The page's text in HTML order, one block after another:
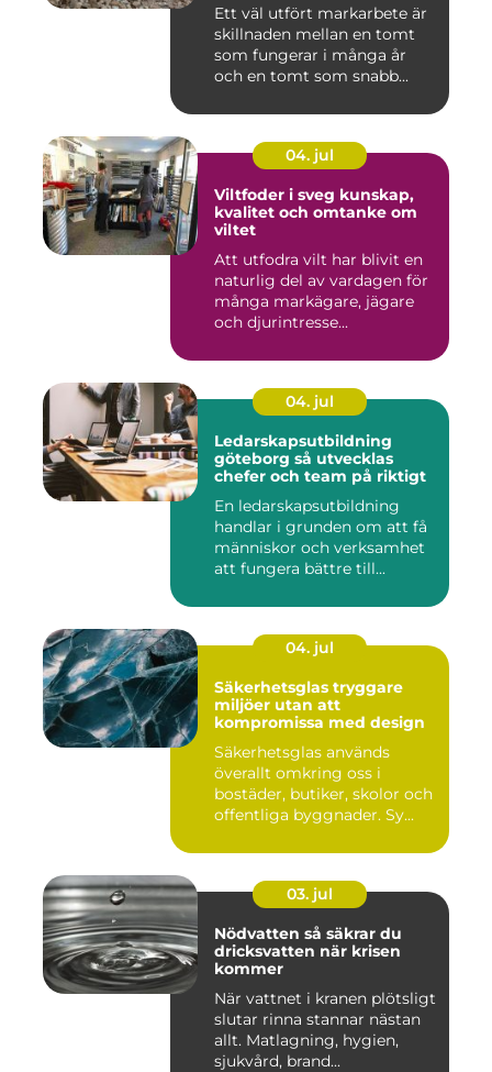
Ett väl utfört markarbete är
skillnaden mellan en tomt
som fungerar i många år
och en tomt som snabb...
04. jul
Viltfoder i sveg kunskap,
kvalitet och omtanke om
viltet
Att utfodra vilt har blivit en
naturlig del av vardagen för
många markägare, jägare
och djurintresse...
04. jul
Ledarskapsutbildning
göteborg så utvecklas
chefer och team på riktigt
En ledarskapsutbildning
handlar i grunden om att få
människor och verksamhet
att fungera bättre till...
04. jul
Säkerhetsglas tryggare
miljöer utan att
kompromissa med design
Säkerhetsglas används
överallt omkring oss i
bostäder, butiker, skolor och
offentliga byggnader. Sy...
03. jul
Nödvatten så säkrar du
dricksvatten när krisen
kommer
När vattnet i kranen plötsligt
slutar rinna stannar nästan
allt. Matlagning, hygien,
sjukvård, brand...